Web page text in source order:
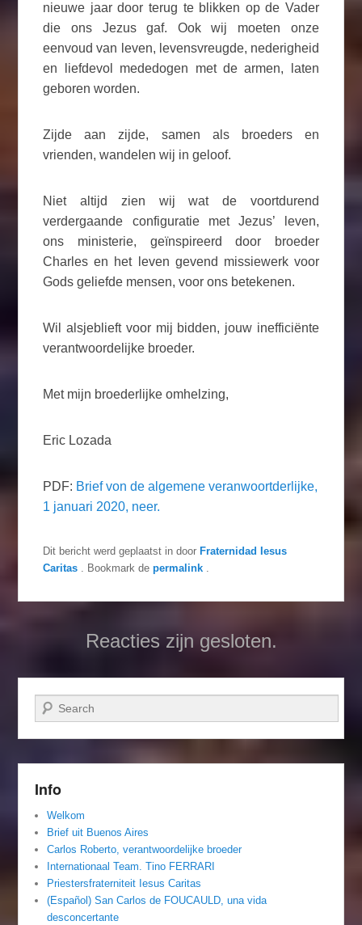
nieuwe jaar door terug te blikken op de Vader
die ons Jezus gaf. Ook wij moeten onze
eenvoud van leven, levensvreugde, nederigheid
en liefdevol mededogen met de armen, laten
geboren worden.
Zijde aan zijde, samen als broeders en
vrienden, wandelen wij in geloof.
Niet altijd zien wij wat de voortdurend
verdergaande configuratie met Jezus’ leven,
ons ministerie, geïnspireerd door broeder
Charles en het leven gevend missiewerk voor
Gods geliefde mensen, voor ons betekenen.
Wil alsjeblieft voor mij bidden, jouw inefficiënte
verantwoordelijke broeder.
Met mijn broederlijke omhelzing,
Eric Lozada
PDF: Brief von de algemene veranwoortderlijke,
1 januari 2020, neer.
Dit bericht werd geplaatst indoor Fraternidad Iesus
Caritas . Bookmark depermalink .
Reacties zijn gesloten.
Zoeken
Info
Welkom
Brief uit Buenos Aires
Carlos Roberto, verantwoordelijke broeder
Internationaal Team. Tino FERRARI
Priestersfraterniteit Iesus Caritas
(Español) San Carlos de FOUCAULD, una vida
desconcertante